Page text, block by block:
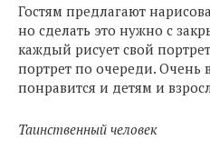
Гостям предлагают
но сделать это нужно с
каждый рисует свой
портрет по очереди. Очень
понравится и детям и
Таинственный человек